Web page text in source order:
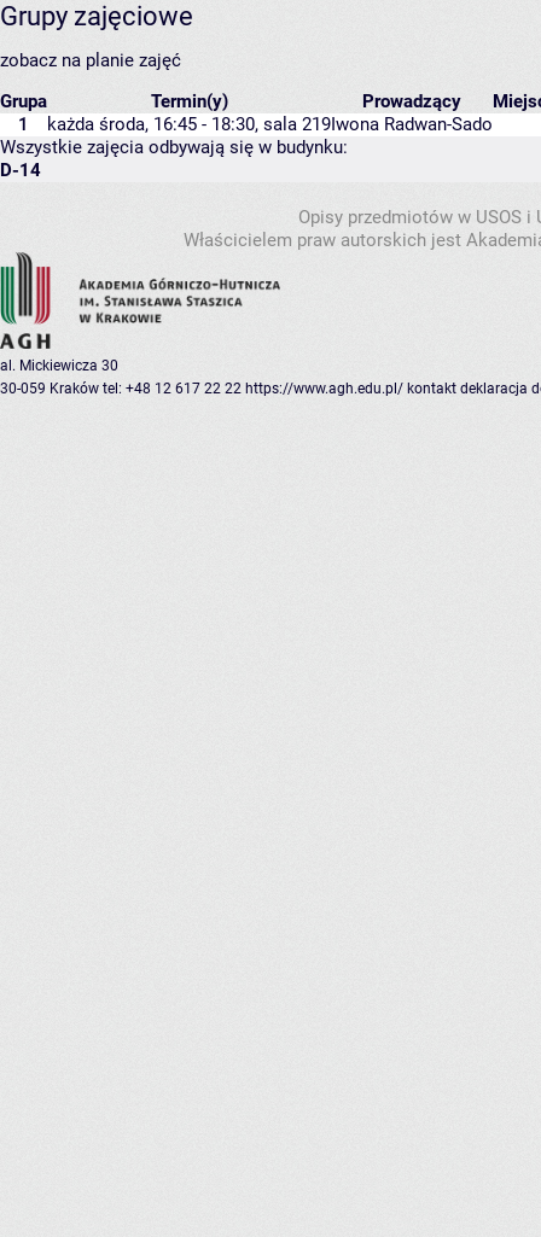
Grupy zajęciowe
zobacz na planie zajęć
Grupa
Termin(y) Prowadzący
1
każda środa, 16:45 - 18:30, sala 219Iwona Radwan-Sado
Wszystkie zajęcia odbywają się w budynku:
D-14
Opisy przedmiotów w USOS
Właścicielem praw autorskich jest
al. Mickiewicza 30
30-059 Kraków tel: +48 12 617 22 22 https://www.agh.edu.pl/ kontakt deklaracja